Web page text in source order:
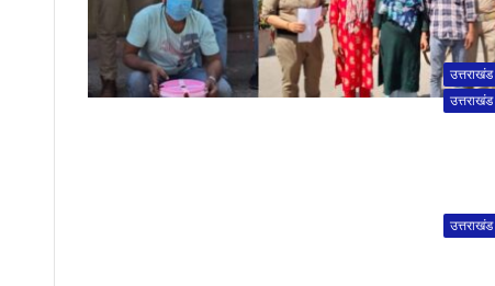
उत्तराखंड
उत्तराखंड
उत्तराखंड